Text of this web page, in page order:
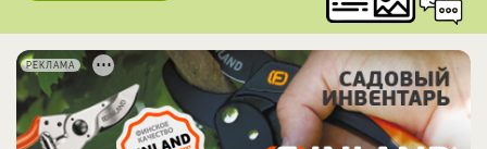
РЕКЛАМА